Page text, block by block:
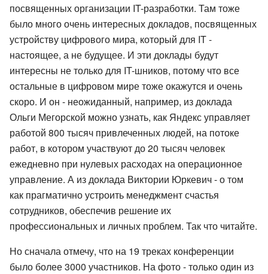
посвященных организации IT-разработки. Там тоже
было много очень интересных докладов, посвященных
устройству цифрового мира, который для IT -
настоящее, а не будущее. И эти доклады будут
интересны не только для IT-шников, потому что все
остальные в цифровом мире тоже окажутся и очень
скоро. И он - неожиданный, например, из доклада
Ольги Мегорской можно узнать, как Яндекс управляет
работой 800 тысяч привлеченных людей, на потоке
работ, в котором участвуют до 20 тысяч человек
ежедневно при нулевых расходах на операционное
управление. А из доклада Виктории Юркевич - о том
как прагматично устроить менеджмент счастья
сотрудников, обеспечив решение их
профессиональных и личных проблем. Так что читайте.
Но сначала отмечу, что на 19 треках конференции
было более 3000 участников. На фото - только один из